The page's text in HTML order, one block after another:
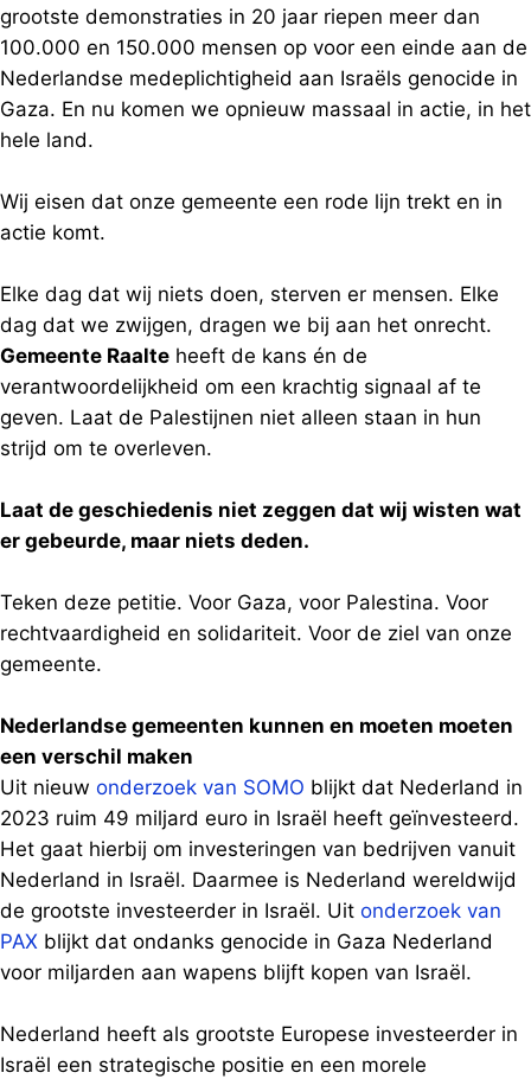
grootste demonstraties in 20 jaar riepen meer dan
100.000 en 150.000 mensen op voor een einde aan de
Nederlandse medeplichtigheid aan Israëls genocide in
Gaza. En nu komen we opnieuw massaal in actie, in het
hele land.
Wij eisen dat onze gemeente een rode lijn trekt en in
actie komt.
Elke dag dat wij niets doen, sterven er mensen. Elke
dag dat we zwijgen, dragen we bij aan het onrecht.
Gemeente Raalte heeft de kans én de
verantwoordelijkheid om een krachtig signaal af te
geven. Laat de Palestijnen niet alleen staan in hun
strijd om te overleven.
Laat de geschiedenis niet zeggen dat wij wisten wat
er gebeurde, maar niets deden.
Teken deze petitie. Voor Gaza, voor Palestina. Voor
rechtvaardigheid en solidariteit. Voor de ziel van onze
gemeente.
Nederlandse gemeenten kunnen en moeten moeten
een verschil maken
Uit nieuw onderzoek van SOMO blijkt dat Nederland in
2023 ruim 49 miljard euro in Israël heeft geïnvesteerd.
Het gaat hierbij om investeringen van bedrijven vanuit
Nederland in Israël. Daarmee is Nederland wereldwijd
de grootste investeerder in Israël. Uit onderzoek van
PAX blijkt dat ondanks genocide in Gaza Nederland
voor miljarden aan wapens blijft kopen van Israël.
Nederland heeft als grootste Europese investeerder in
Israël een strategische positie en een morele